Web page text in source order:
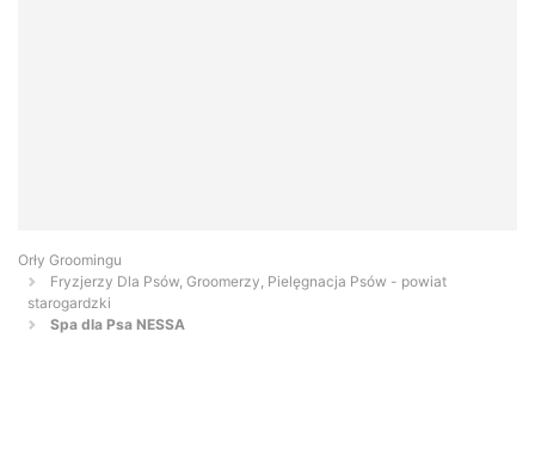
Orły Groomingu
Fryzjerzy Dla Psów, Groomerzy, Pielęgnacja Psów - powiat
starogardzki
Spa dla Psa NESSA